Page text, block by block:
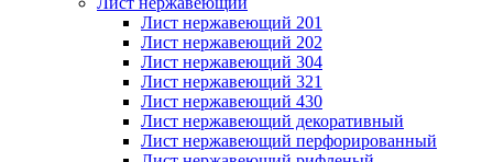
Лист нержавеющий 201
Лист нержавеющий 202
Лист нержавеющий 304
Лист нержавеющий 321
Лист нержавеющий 430
Лист нержавеющий декоративный
Лист нержавеющий перфорированный